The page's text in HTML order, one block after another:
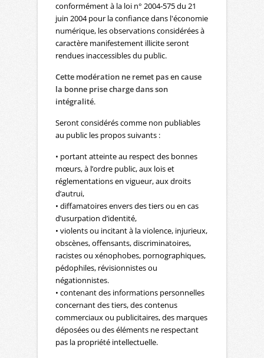
conformément à la loi n° 2004-575 du 21
juin 2004 pour la confiance dans l'économie
numérique, les observations considérées à
caractère manifestement illicite seront
rendues inaccessibles du public.
Cette modération ne remet pas en cause
la bonne prise charge dans son
intégralité.
Seront considérés comme non publiables
au public les propos suivants :
• portant atteinte au respect des bonnes
mœurs, à l’ordre public, aux lois et
réglementations en vigueur, aux droits
d’autrui,
• diffamatoires envers des tiers ou en cas
d’usurpation d’identité,
• violents ou incitant à la violence, injurieux,
obscènes, offensants, discriminatoires,
racistes ou xénophobes, pornographiques,
pédophiles, révisionnistes ou
négationnistes.
• contenant des informations personnelles
concernant des tiers, des contenus
commerciaux ou publicitaires, des marques
déposées ou des éléments ne respectant
pas la propriété intellectuelle.